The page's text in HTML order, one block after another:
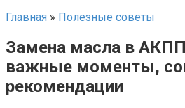
Главная » Полезные советы
Замена масла в АКПП
важные моменты,
рекомендации